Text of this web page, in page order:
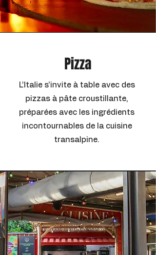
Pizza
L’Italie s’invite à table avec des
pizzas à pâte croustillante,
préparées avec les ingrédients
incontournables de la cuisine
transalpine.